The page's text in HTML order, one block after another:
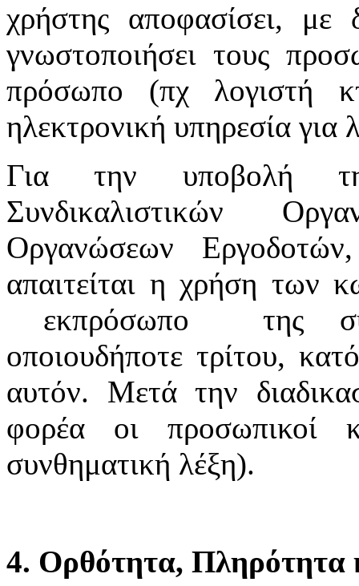
χρήστης αποφασίσει, με
γνωστοποιήσει τους
πρόσωπο (πχ λογιστή
ηλεκτρονική υπηρεσία για
Για την υποβολή
Συνδικαλιστικών
Οργανώσεων
απαιτείται η χρήση των
εκπρόσωπο της
οποιουδήποτε τρίτου,
αυτόν. Μετά την
φορέα οι προσωπικοί
συνθηματική λέξη).
4. Ορθότητα, Πληρότητα